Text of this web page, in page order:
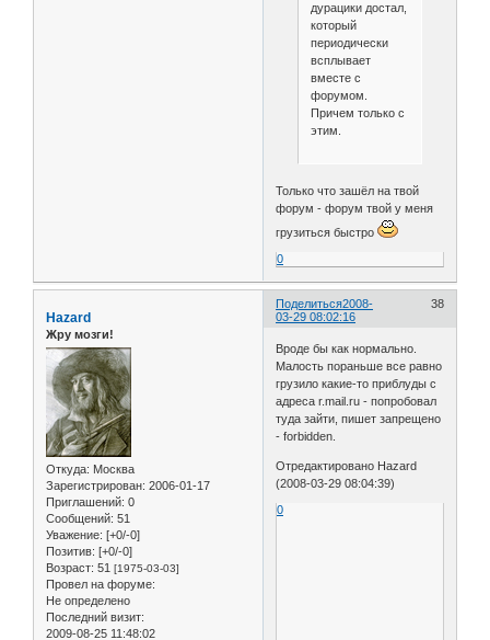
дурацики достал,
который
периодически
всплывает
вместе с
форумом.
Причем только с
этим.
Только что зашёл на твой
форум - форум твой у меня
грузиться быстро
0
Поделиться 38
2008-
03-29 08:02:16
Hazard
Жру мозги!
Откуда: Москва
Зарегистрирован: 2006-01-17
Приглашений: 0
Сообщений: 51
Уважение: [+0/-0]
Позитив: [+0/-0]
Возраст: 51 [1975-03-03]
Провел на форуме:
Не определено
Последний визит:
2009-08-25 11:48:02
Вроде бы как нормально.
Малость пораньше все равно
грузило какие-то приблуды с
адреса r.mail.ru - попробовал
туда зайти, пишет запрещено
- forbidden.
Отредактировано Hazard
(2008-03-29 08:04:39)
0